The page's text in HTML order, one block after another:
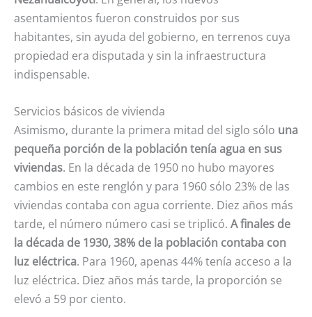
asentamientos fueron construidos por sus
habitantes, sin ayuda del gobierno, en terrenos cuya
propiedad era disputada y sin la infraestructura
indispensable.
Servicios básicos de vivienda
Asimismo, durante la primera mitad del siglo sólo una
pequeña porción de la población tenía agua en sus
viviendas. En la década de 1950 no hubo mayores
cambios en este renglón y para 1960 sólo 23% de las
viviendas contaba con agua corriente. Diez años más
tarde, el número número casi se triplicó. A finales de
la década de 1930, 38% de la población contaba con
luz eléctrica. Para 1960, apenas 44% tenía acceso a la
luz eléctrica. Diez años más tarde, la proporción se
elevó a 59 por ciento.